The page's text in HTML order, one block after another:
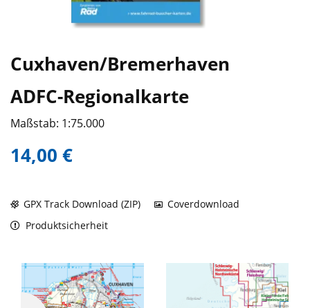
Cuxhaven/Bremerhaven
ADFC-Regionalkarte
Maßstab: 1:75.000
14,00 €
GPX Track Download (ZIP)
Coverdownload
Produktsicherheit